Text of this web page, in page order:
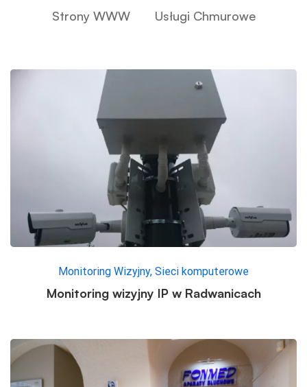
Strony WWW
Usługi Chmurowe
Monitoring Wizyjny, Sieci komputerowe
Monitoring wizyjny IP w Radwanicach